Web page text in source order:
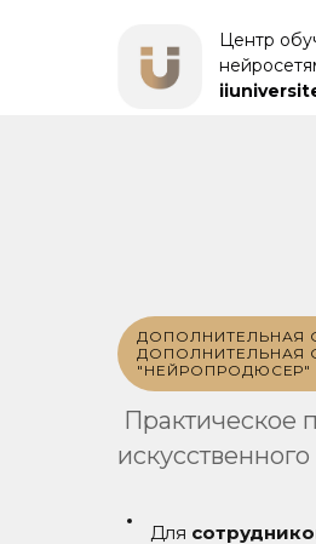
Центр
ДОПОЛНИТЕЛЬНАЯ
ДОПОЛНИТЕЛЬНАЯ
"НЕЙРОПРОДЮСЕР"
Практическое
Для